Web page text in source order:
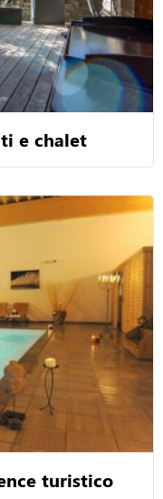
e chalet
turistico